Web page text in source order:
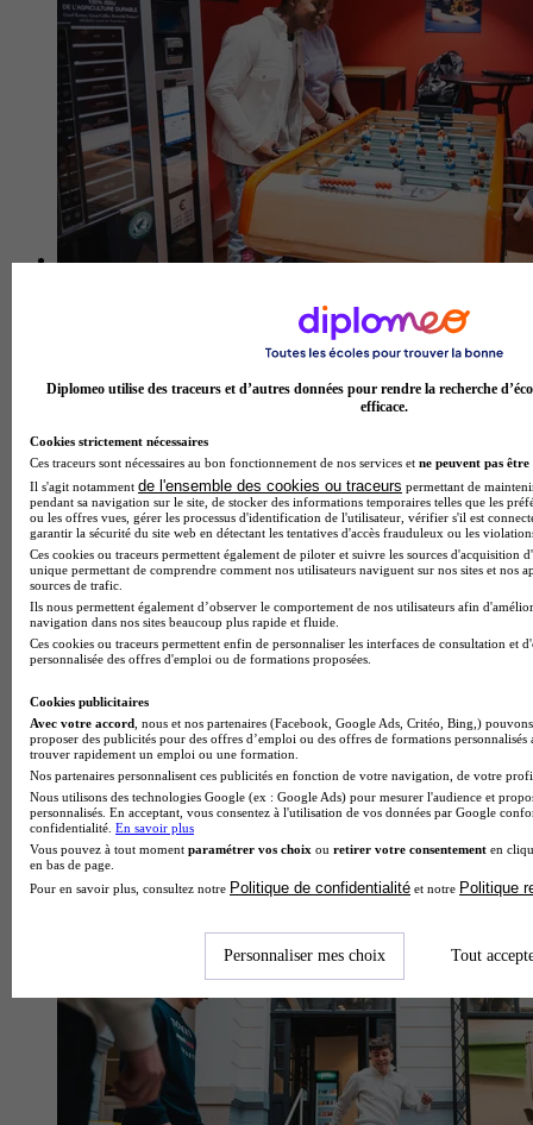
École de gestion et de commerce
Diplomeo utilise des traceurs et d’autres données pour rendre la recherche
efficace.
Cookies strictement nécessaires
Ces traceurs sont nécessaires au bon fonctionnement de nos services et ne peuvent pas être
Il s'agit notamment de l'ensemble des cookies ou traceurs permettant de
pendant sa navigation sur le site, de stocker des informations temporaires telles que les
ou les offres vues, gérer les processus d'identification de l'utilisateur, vérifier s'il est
garantir la sécurité du site web en détectant les tentatives d'accès frauduleux ou les
Ces cookies ou traceurs permettent également de piloter et suivre les sources d'acquisition
unique permettant de comprendre comment nos utilisateurs naviguent sur nos sites et nos
sources de trafic.
Ils nous permettent également d’observer le comportement de nos utilisateurs afin
navigation dans nos sites beaucoup plus rapide et fluide.
Ces cookies ou traceurs permettent enfin de personnaliser les interfaces de consultation et
personnalisée des offres d'emploi ou de formations proposées.
Cookies publicitaires
Avec votre accord , nous et nos partenaires (Facebook, Google Ads, Critéo, Bing,)
proposer des publicités pour des offres d’emploi ou des offres de formations
trouver rapidement un emploi ou une formation.
Nos partenaires personnalisent ces publicités en fonction de votre navigation, de votre
Nous utilisons des technologies Google (ex : Google Ads) pour mesurer l'audience et
personnalisés. En acceptant, vous consentez à l'utilisation de vos données par Google
confidentialité. En savoir plus
Vous pouvez à tout moment paramétrer vos choix ou retirer votre consentement en
en bas de page.
Pour en savoir plus, consultez notre Politique de confidentialité et notre Politique
Personnaliser mes choix Tout